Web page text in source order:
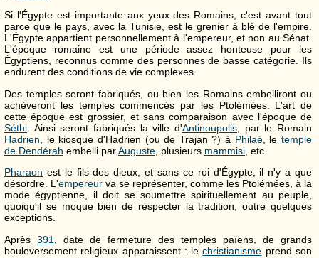
Si l'Égypte est importante aux yeux des Romains, c'est avant tout
parce que le pays, avec la Tunisie, est le grenier à blé de l'empire.
L'Égypte appartient personnellement à l'empereur, et non au Sénat.
L'époque romaine est une période assez honteuse pour les
Égyptiens, reconnus comme des personnes de basse catégorie. Ils
endurent des conditions de vie complexes.
Des temples seront fabriqués, ou bien les Romains embelliront ou
achèveront les temples commencés par les Ptolémées. L'art de
cette époque est grossier, et sans comparaison avec l'époque de
Séthi . Ainsi seront fabriqués la ville d'Antinoupolis , par le Romain
Hadrien , le kiosque d'Hadrien (ou de Trajan ?) à Philaé, letemple
de Dendérah embelli parAuguste , plusieurs mammisi , etc.
Pharaon est le fils des dieux, et sans ce roi d'Égypte, il n'y a que
désordre. L'empereur va se représenter, comme les Ptolémées, à la
mode égyptienne, il doit se soumettre spirituellement au peuple,
quoiqu'il se moque bien de respecter la tradition, outre quelques
exceptions.
Après 391
, date de fermeture des temples païens, de grands
bouleversement religieux apparaissent : lechristianisme prend son